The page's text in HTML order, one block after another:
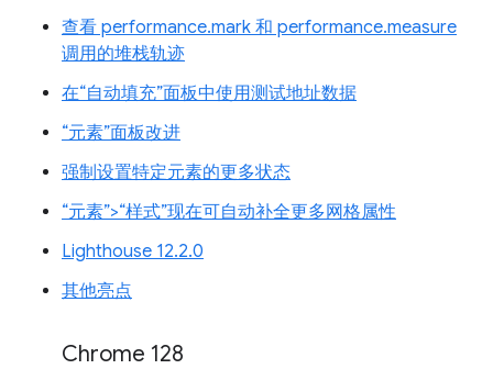
查看 performance.mark 和 performance.measure
调用的堆栈轨迹
在“自动填充”面板中使用测试地址数据
“元素”面板改进
强制设置特定元素的更多状态
“元素”>“样式”现在可自动补全更多网格属性
Lighthouse 12.2.0
其他亮点
Chrome 128